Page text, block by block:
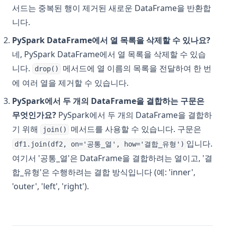
서드는 중복된 행이 제거된 새로운 DataFrame을 반환합
니다.
PySpark DataFrame에서 열 목록을 삭제할 수 있나요?
네, PySpark DataFrame에서 열 목록을 삭제할 수 있습
니다.
drop()
메서드에 열 이름의 목록을 전달하여 한 번
에 여러 열을 제거할 수 있습니다.
PySpark에서 두 개의 DataFrame을 결합하는 구문은
무엇인가요? PySpark에서 두 개의 DataFrame을 결합하
기 위해
join() 메서드를 사용할 수 있습니다. 구문은
df1.join(df2, on='공통_열', how='결합_유형') 입니다.
여기서 '공통_열'은 DataFrame을 결합하려는 열이고, '결
합_유형'은 수행하려는 결합 방식입니다 (예: 'inner',
'outer', 'left', 'right').